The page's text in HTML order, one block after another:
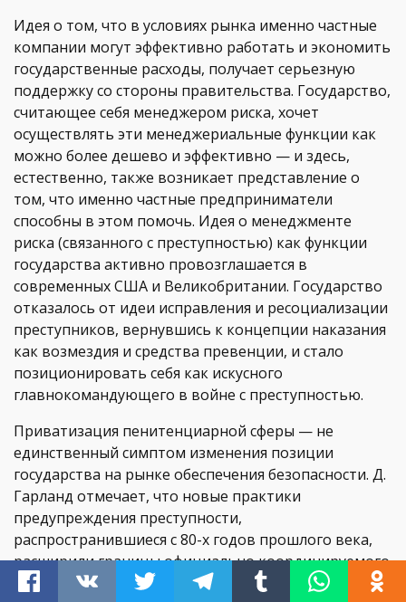
Идея о том, что в условиях рынка именно частные
компании могут эффективно работать и экономить
государственные расходы, получает серьезную
поддержку со стороны правительства. Государство,
считающее себя менеджером риска, хочет
осуществлять эти менеджериальные функции как
можно более дешево и эффективно — и здесь,
естественно, также возникает представление о
том, что именно частные предприниматели
способны в этом помочь. Идея о менеджменте
риска (связанного с преступностью) как функции
государства активно провозглашается в
современных США и Великобритании. Государство
отказалось от идеи исправления и ресоциализации
преступников, вернувшись к концепции наказания
как возмездия и средства превенции, и стало
позиционировать себя как искусного
главнокомандующего в войне с преступностью.
Приватизация пенитенциарной сферы — не
единственный симптом изменения позиции
государства на рынке обеспечения безопасности. Д.
Гарланд отмечает, что новые практики
предупреждения преступности,
распространившиеся с 80-х годов прошлого века,
расширили границы официально координируемого
контроля над преступностью за